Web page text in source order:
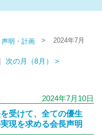
明・計画 > 2024年7月
次の月（8月） >
2024年7月10日
受けて、全ての優生
現を求める会長声明